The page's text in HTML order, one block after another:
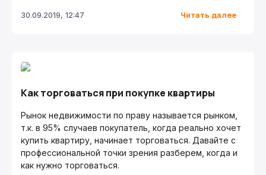
30.09.2019, 12:47 Читать далее
Как торговаться при покупке квартиры
Рынок недвижимости по праву называется рынком,
т.к. в 95% случаев покупатель, когда реально хочет
купить квартиру, начинает торговаться. Давайте с
профессиональной точки зрения разберем, когда и
как нужно торговаться.